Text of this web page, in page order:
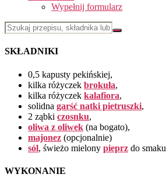
Wypełnij formularz
SKŁADNIKI
0,5 kapusty pekińskiej,
kilka różyczek brokuła,
kilka różyczek kalafiora,
solidna garść natki pietruszki,
2 ząbki czosnku,
oliwa z oliwek (na bogato),
majonez (opcjonalnie)
sól, świeżo mielony pieprz do smaku
WYKONANIE